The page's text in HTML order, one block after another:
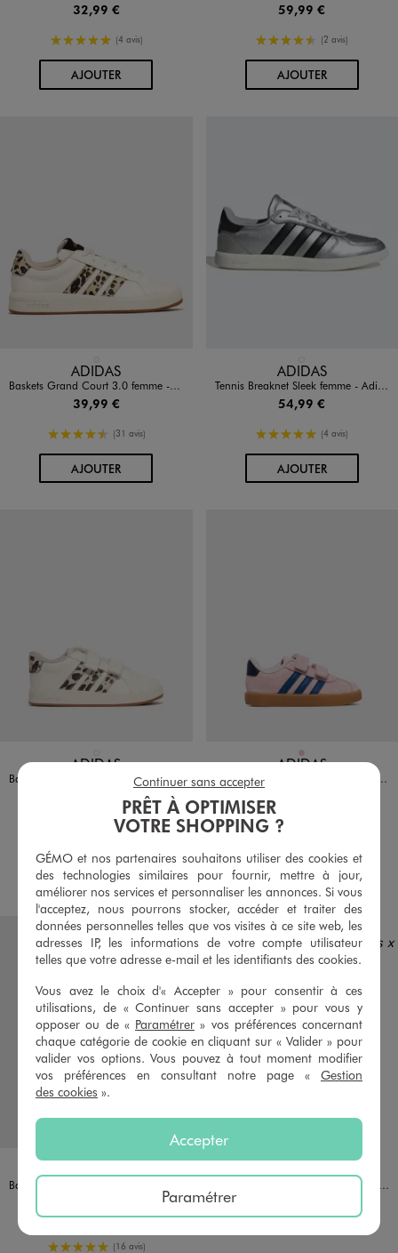
32,99 €
5/5 de moyenne
(4 avis)
AJOUTERAU PANIER
59,99 €
4.5/5 de moyenne
(2 avis)
AJOUTERAU PANIER
Disponible en 1 coloris
ADIDAS
Baskets Grand Court 3.0 femme - Adidas
39,99 €
4.5/5 de moyenne
(31 avis)
AJOUTERAU PANIER
Disponible en 1 coloris
ADIDAS
Tennis Breaknet Sleek femme - Adidas
54,99 €
5/5 de moyenne
(4 avis)
AJOUTERAU PANIER
Disponible en 1 coloris
ADIDAS
Baskets à scratch fille avec bandes contrastantes - Adidas Grand Court
Taille du 24 au 27
AJOUTERAU PANIER
Disponible en 1 coloris
ROSE
ADIDAS
Baskets VL Court 3.0 dessus cuir velours fermeture scratch fille - Adidas
Taille du 24 au 27
AJOUTERAU PANIER
Disponible en 1 coloris
BLANC STANDARD
Baskets basses à scratch modèle Advantage CF garçon - Adidas
Taille du 24 au 27
5/5 de moyenne
(16 avis)
Disponible en 1 coloris
NOIR
Baskets Grand Court Spiderman garçon - Adidas x Marvel
PRÊT À OPTIMISER
VOTRE SHOPPING ?
GÉMO et nos partenaires souhaitons utiliser des cookies et
des technologies similaires pour fournir, mettre à jour,
améliorer nos services et personnaliser les annonces. Si vous
l'acceptez, nous pourrons stocker, accéder et traiter des
données personnelles telles que vos visites à ce site web, les
adresses IP, les informations de votre compte utilisateur
telles que votre adresse e-mail et les identifiants des cookies.
Vous avez le choix d'« Accepter » pour consentir à ces
utilisations, de « Continuer sans accepter » pour vous y
opposer ou de « Paramétrer » vos préférences concernant
chaque catégorie de cookie en cliquant sur « Valider » pour
valider vos options. Vous pouvez à tout moment modifier
vos préférences en consultant notre page « Gestion
des cookies ».
Accepter
Paramétrer
Continuer sans accepter